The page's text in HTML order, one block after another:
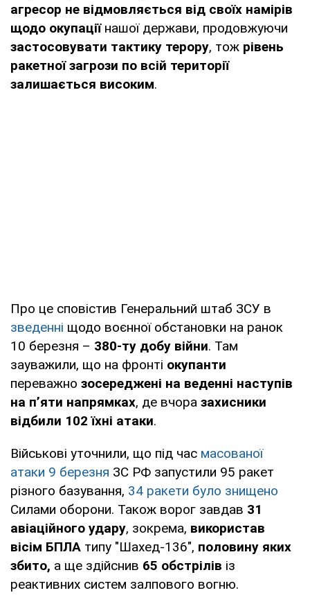
агресор не відмовляється від своїх намірів
щодо окупаціїнашої держави, продовжуючи
застосовувати тактику терору, тож рівень
ракетної загрози по всій території
залишається високим.
Про це сповістив Генеральний штаб ЗСУ в
зведенні щодо воєнної обстановки на ранок
10 березня – 380-ту добу війни. Там
зауважили, що на фронті окупанти
переважно зосереджені на веденні наступів
на п’яти напрямках, де вчора захисники
відбили 102 їхні атаки.
Військові уточнили, що під час масованої
атаки 9 березня ЗС РФ запустили 95 ракет
різного базування, 34 ракети було знищено
Силами оборони. Також ворог завдав 31
авіаційного удару, зокрема, використав
вісім БПЛА типу "Шахед-136", половину яких
збито, а ще здійснив 65 обстрілів із
реактивних систем залпового вогню.